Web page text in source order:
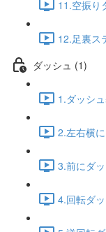
11.空振り
12.足裏ス
ダッシュ (1)
1.ダッシ
2.左右横
3.前にダ
4.回転ダ